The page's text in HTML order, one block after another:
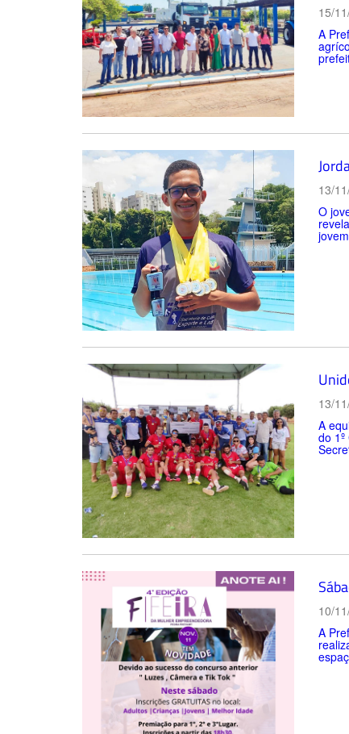
15/
A
13/
O
13/
A
do
10/
A